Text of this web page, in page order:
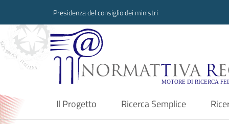
Presidenza del consiglio dei ministri
Normattiva
Il Progetto
current Ricerca Semplice